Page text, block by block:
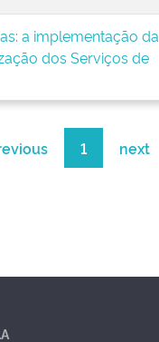
a implementação da
dos Serviços de
1 next